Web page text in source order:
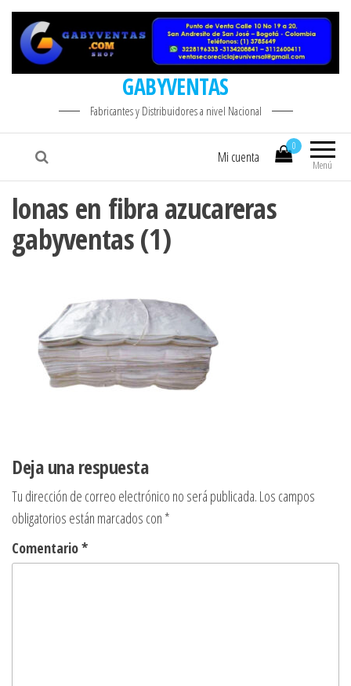
GABYVENTAS
Fabricantes y Distribuidores a nivel Nacional
Menú
0
Mi cuenta
lonas en fibra azucareras
gabyventas (1)
Deja una respuesta
Tu dirección de correo electrónico no será publicada. Los campos
obligatorios están marcados con *
Comentario*